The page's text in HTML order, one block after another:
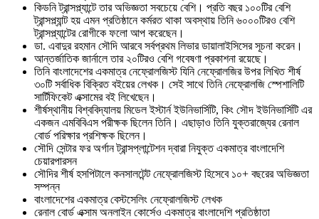
কিডনি ট্রান্সপ্ল্যান্টে তার অভিজ্ঞতা সবচেয়ে বেশি। প্রতি বছর ১০০টির বেশি
ট্রান্সপ্ল্যান্ট হয় এমন প্রতিষ্ঠানে কর্মরত থাকা অবস্থায় তিনি ৬০০০টিরও বেশি
ট্রান্সপ্ল্যান্টের রোগীকে ফলো আপ করেছেন।
ডা. এবাদুর রহমান সৌদি আরবে সর্বপ্রথম লিভার ডায়ালাইসিসের সূচনা করেন।
আন্তর্জাতিক জার্নালে তার ২০টিরও বেশি গবেষণা প্রকাশনা রয়েছে।
তিনি বাংলাদেশের একমাত্র নেফ্রোলজিস্ট যিনি নেফ্রোলজির উপর লিখিত শীর্ষ
৩০টি সর্বাধিক বিক্রিত বইয়ের লেখক। সেই সাথে তিনি নেফ্রোলজি স্পেশালিটি
সার্টিফিকেট এক্সামের বই লিখেছেন।
শীর্ষস্থানীয় বিশ্ববিদ্যালয় মিডেল ইস্টার্ন ইউনিভার্সিটি, কিং সৌদ ইউনিভার্সিটি এর
একজন এমবিবিএস পরীক্ষক ছিলেন তিনি। এছাড়াও তিনি যুক্তরাজ্যের রেনাল
বোর্ড পরিক্ষার প্রশিক্ষক ছিলেন।
সৌদি সেন্টার ফর অর্গান ট্রান্সপ্লান্টেশন দ্বারা নিযুক্ত একমাত্র বাংলাদেশি
চেয়ারপারসন
সৌদির শীর্ষ হসপিটালে কনসালটেন্ট নেফ্রোলজিস্ট হিসেবে ১০+ বছরের অভিজ্ঞতা
সম্পন্ন
বাংলাদেশের একমাত্র বেস্টসেলিং নেফ্রোলজিস্ট লেখক
রেনাল বোর্ড এক্সাম অনলাইন কোর্সেও একমাত্র বাংলাদেশি প্রতিষ্ঠাতা